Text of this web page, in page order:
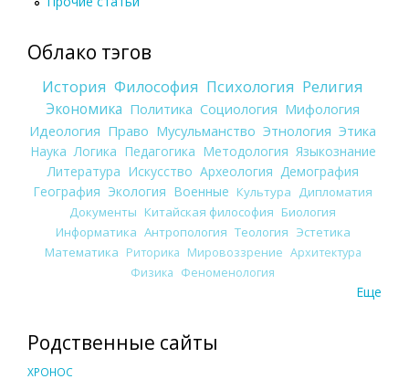
Облако тэгов
История Философия Психология Религия
Экономика Политика Социология Мифология
Идеология Право Мусульманство Этнология Этика
Наука Логика Педагогика Методология Языкознание
Литература Искусство Археология Демография
География Экология Военные Культура
Дипломатия
Документы Китайская философия Биология
Информатика Антропология Теология Эстетика
Математика Риторика Мировоззрение Архитектура
Физика Феноменология
Еще
Родственные сайты
ХРОНОС